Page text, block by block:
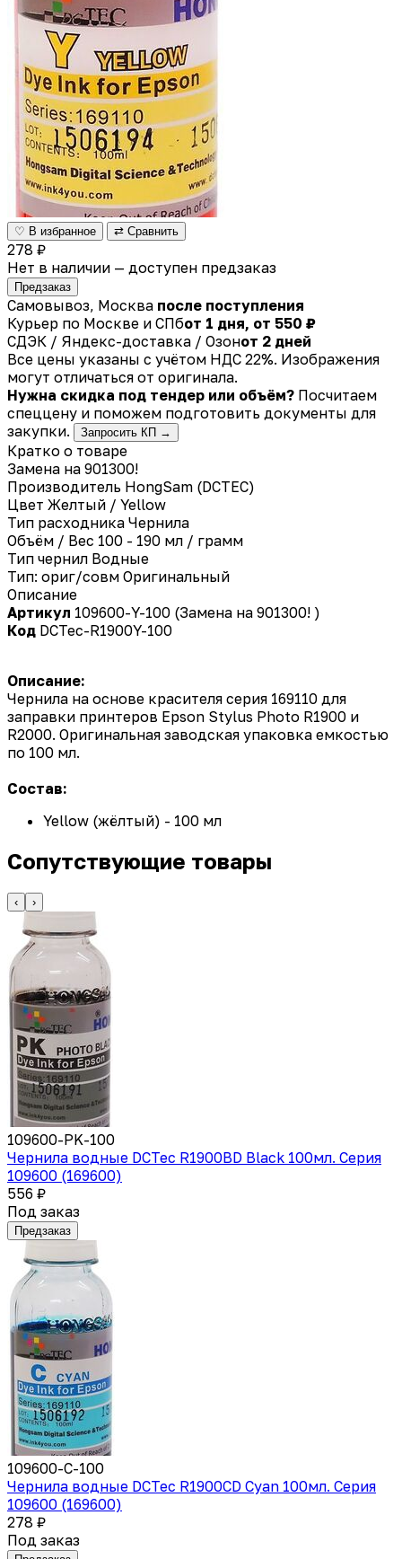
♡ В избранное ⇄ Сравнить
278 ₽
Нет в наличии — доступен предзаказ
Предзаказ
Самовывоз, Москва после поступления
Курьер по Москве и СПбот 1 дня, от 550 ₽
СДЭК / Яндекс-доставка / Озонот 2 дней
Все цены указаны с учётом НДС 22%. Изображения
могут отличаться от оригинала.
Нужна скидка под тендер или объём? Посчитаем
спеццену и поможем подготовить документы для
закупки.
Запросить КП →
Кратко о товаре
Замена на 901300!
Производитель HongSam (DCTEC)
Цвет Желтый / Yellow
Тип расходника Чернила
Объём / Вес 100 - 190 мл / грамм
Тип чернил Водные
Тип: ориг/совм Оригинальный
Описание
Артикул 109600-Y-100 (Замена на 901300! )
Код DCTec-R1900Y-100
Описание:
Чернила на основе красителя серия 169110 для
заправки принтеров Epson Stylus Photo R1900 и
R2000. Оригинальная заводская упаковка емкостью
по 100 мл.
Состав:
Yellow (жёлтый) - 100 мл
Сопутствующие товары
‹ ›
109600-PK-100
Чернила водные DCTec R1900BD Black 100мл. Серия
109600 (169600)
556 ₽
Под заказ
Предзаказ
109600-C-100
Чернила водные DCTec R1900CD Cyan 100мл. Серия
109600 (169600)
278 ₽
Под заказ